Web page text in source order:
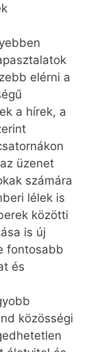
elérni a
a hírek, a
üzenet
számára
lélek is
közötti
is új
fontosabb
és
közösségi